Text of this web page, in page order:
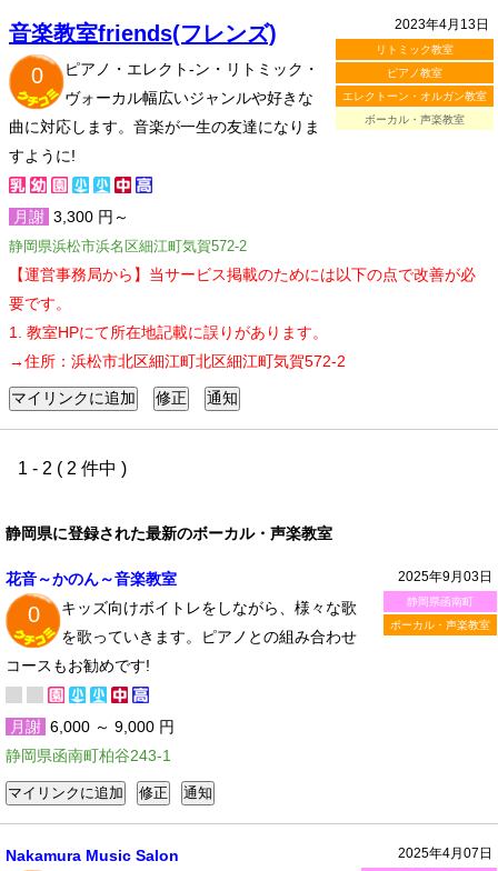
2023年4月13日
リトミック教室
ピアノ教室
エレクトーン・オルガン教室
ボーカル・声楽教室
音楽教室friends(フレンズ)
0
ピアノ・エレクト-ン・リトミック・
ヴォーカル幅広いジャンルや好きな
曲に対応します。音楽が一生の友達になりま
すように!
月謝 3,300 円～
静岡県浜松市浜名区細江町気賀572-2
【運営事務局から】当サービス掲載のためには以下の点で改善が必
要です。
1. 教室HPにて所在地記載に誤りがあります。
→住所：浜松市北区細江町北区細江町気賀572-2
1 - 2 ( 2 件中 )
静岡県に登録された最新のボーカル・声楽教室
2025年9月03日
静岡県函南町
ボーカル・声楽教室
花音～かのん～音楽教室
0
キッズ向けボイトレをしながら、様々な歌
を歌っていきます。ピアノとの組み合わせ
コースもお勧めです!
月謝 6,000 ～ 9,000 円
静岡県函南町柏谷243-1
2025年4月07日
Nakamura Music Salon